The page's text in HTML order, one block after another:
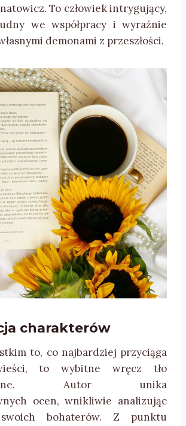
To człowiek intrygujący,
we współpracy i wyraźnie
demonami z przeszłości.
charakterów
to, co najbardziej przyciąga
to wybitne wręcz tło
Autor unika
ocen, wnikliwie analizując
bohaterów. Z punktu